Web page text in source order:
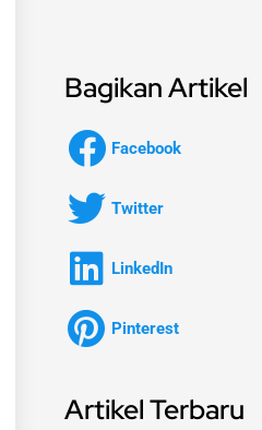
Bagikan Artikel
Facebook
Twitter
LinkedIn
Pinterest
Artikel Terbaru